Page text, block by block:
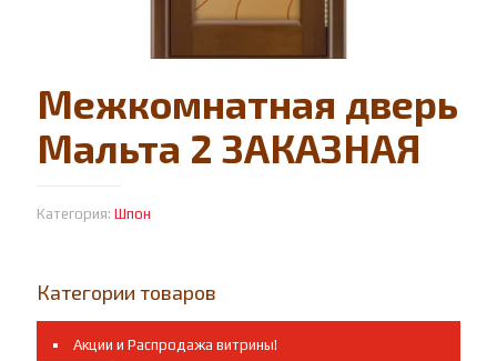
Межкомнатная дверь
Мальта 2 ЗАКАЗНАЯ
Категория: Шпон
Категории товаров
Акции и Распродажа витрины!